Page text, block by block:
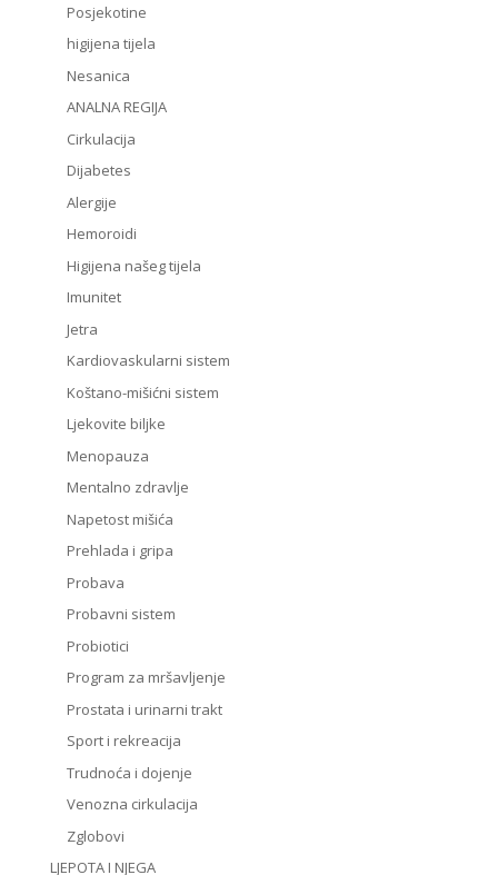
Posjekotine
higijena tijela
Nesanica
ANALNA REGIJA
Cirkulacija
Dijabetes
Alergije
Hemoroidi
Higijena našeg tijela
Imunitet
Jetra
Kardiovaskularni sistem
Koštano-mišićni sistem
Ljekovite biljke
Menopauza
Mentalno zdravlje
Napetost mišića
Prehlada i gripa
Probava
Probavni sistem
Probiotici
Program za mršavljenje
Prostata i urinarni trakt
Sport i rekreacija
Trudnoća i dojenje
Venozna cirkulacija
Zglobovi
LJEPOTA I NJEGA